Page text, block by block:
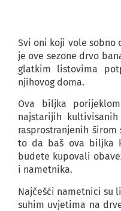
Svi oni koji vole sobno
je ove sezone drvo
glatkim listovima
njihovog doma.
Ova biljka
najstarijih
rasprostranjenih
to da baš ova biljka
budete kupovali
i nametnika.
Najčešći nametnici su
suhim uvjetima na